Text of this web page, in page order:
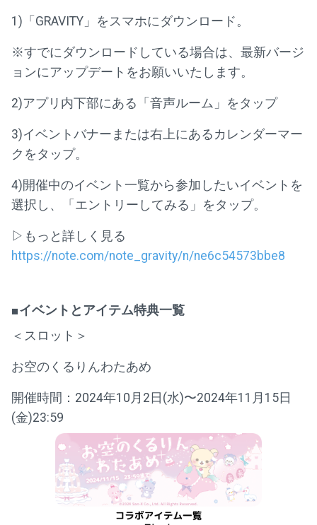
1)「GRAVITY」をスマホにダウンロード。
※すでにダウンロードしている場合は、最新バージ
ョンにアップデートをお願いいたします。
2)アプリ内下部にある「音声ルーム」をタップ
3)イベントバナーまたは右上にあるカレンダーマー
クをタップ。
4)開催中のイベント一覧から参加したいイベントを
選択し、「エントリーしてみる」をタップ。
▷もっと詳しく見る
https://note.com/note_gravity/n/ne6c54573bbe8
■イベントとアイテム特典一覧
＜スロット＞
お空のくるりんわたあめ
開催時間：2024年10月2日(水)〜2024年11月15日
(金)23:59